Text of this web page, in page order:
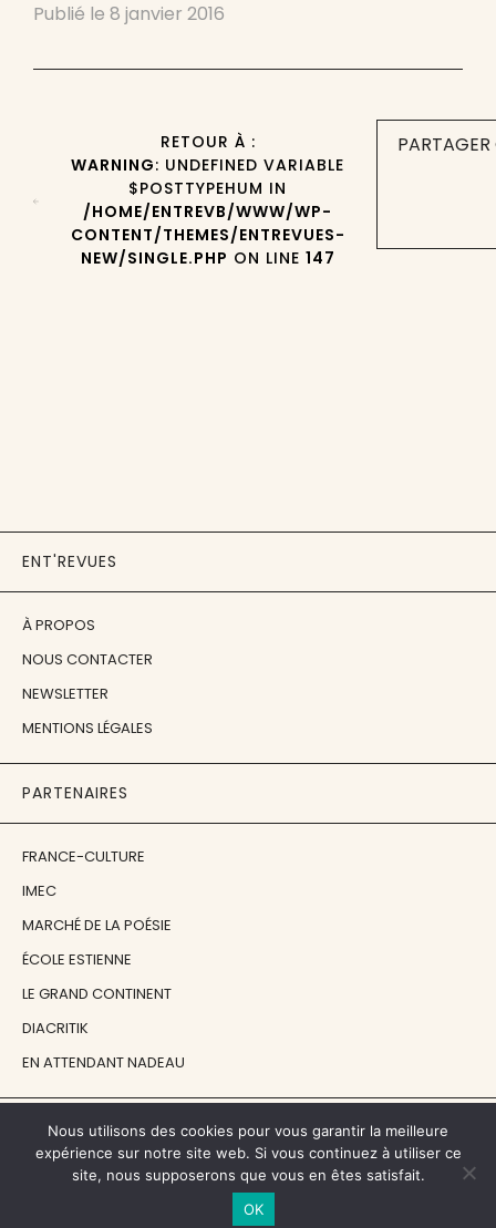
Publié le 8 janvier 2016
RETOUR À :
WARNING: UNDEFINED VARIABLE
$POSTTYPEHUM IN
/HOME/ENTREVB/WWW/WP-
CONTENT/THEMES/ENTREVUES-
NEW/SINGLE.PHP ON LINE 147
ENT'REVUES
À PROPOS
NOUS CONTACTER
NEWSLETTER
MENTIONS LÉGALES
PARTENAIRES
FRANCE-CULTURE
IMEC
MARCHÉ DE LA POÉSIE
ÉCOLE ESTIENNE
LE GRAND CONTINENT
DIACRITIK
EN ATTENDANT NADEAU
NOS SOUTIENS
CENTRE NATIONAL DU LIVRE
Nous utilisons des cookies pour vous garantir la meilleure
expérience sur notre site web. Si vous continuez à utiliser ce
site, nous supposerons que vous en êtes satisfait.
OK